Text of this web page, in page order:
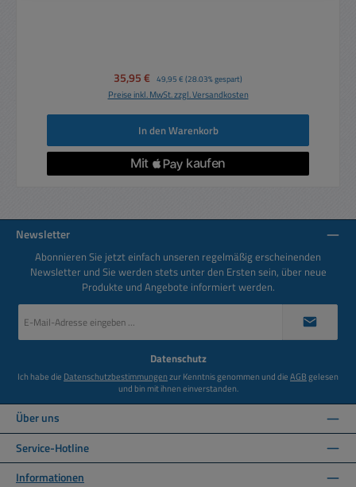
Verkaufspreis:
35,95 € Regulärer Preis:
49,95 € (28.03% gespart)
Preise inkl. MwSt. zzgl. Versandkosten
In den Warenkorb
Newsletter
Abonnieren Sie jetzt einfach unseren regelmäßig erscheinenden
Newsletter und Sie werden stets unter den Ersten sein, über neue
Produkte und Angebote informiert werden.
Mail-
Datenschutz
Ich habe die Datenschutzbestimmungenzur Kenntnis genommen und dieAGBgelesen
und bin mit ihnen einverstanden.
Über uns
Service-Hotline
Informationen